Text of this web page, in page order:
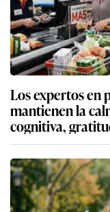
Los expertos en
mantienen la
cognitiva,